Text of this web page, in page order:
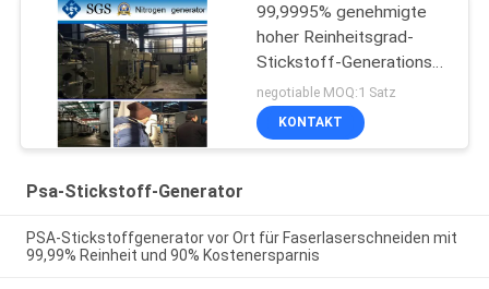
99,9995% genehmigte
hoher Reinheitsgrad-
Stickstoff-Generations-
Einheit mit SGS/CCS
negotiable MOQ:1 Satz
KONTAKT
Psa-Stickstoff-Generator
PSA-Stickstoffgenerator vor Ort für Faserlaserschneiden mit
99,99% Reinheit und 90% Kostenersparnis